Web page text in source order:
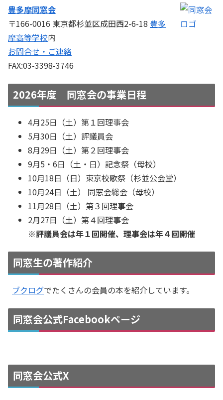
豊多摩同窓会
〒166-0016 東京都杉並区成田西2-6-18 豊多
摩高等学校内
お問合せ・ご連絡
FAX:03-3398-3746
2026年度 同窓会の事業日程
4月25日（土）第１回理事会
5月30日（土）評議員会
8月29日（土）第２回理事会
9月5・6日（土・日）記念祭（母校）
10月18日（日）東京校歌祭（杉並公会堂）
10月24日（土） 同窓会総会（母校）
11月28日（土）第３回理事会
2月27日（土）第４回理事会
※評議員会は年１回開催、理事会は年４回開催
同窓生の著作紹介
ブクログでたくさんの会員の本を紹介しています。
同窓会公式Facebookページ
同窓会公式X